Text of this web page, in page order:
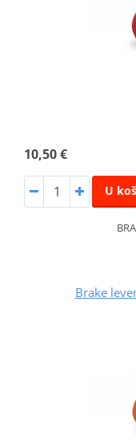
10,50 €
U
Brake